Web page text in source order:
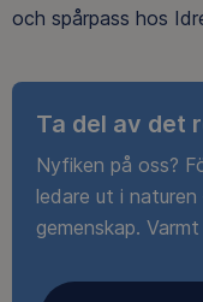
och spårpass hos
Ta del av det
Nyfiken på oss?
ledare ut i naturen
gemenskap.